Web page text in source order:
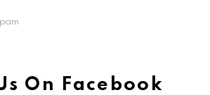
On Facebook